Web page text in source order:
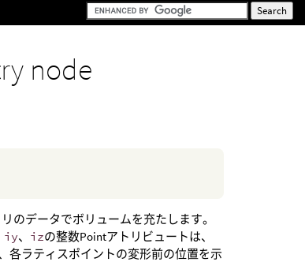
node
のデータでボリュームを充たします。
iy、 izの整数Pointアトリビュートは、
各ラティスポイントの変形前の位置を示